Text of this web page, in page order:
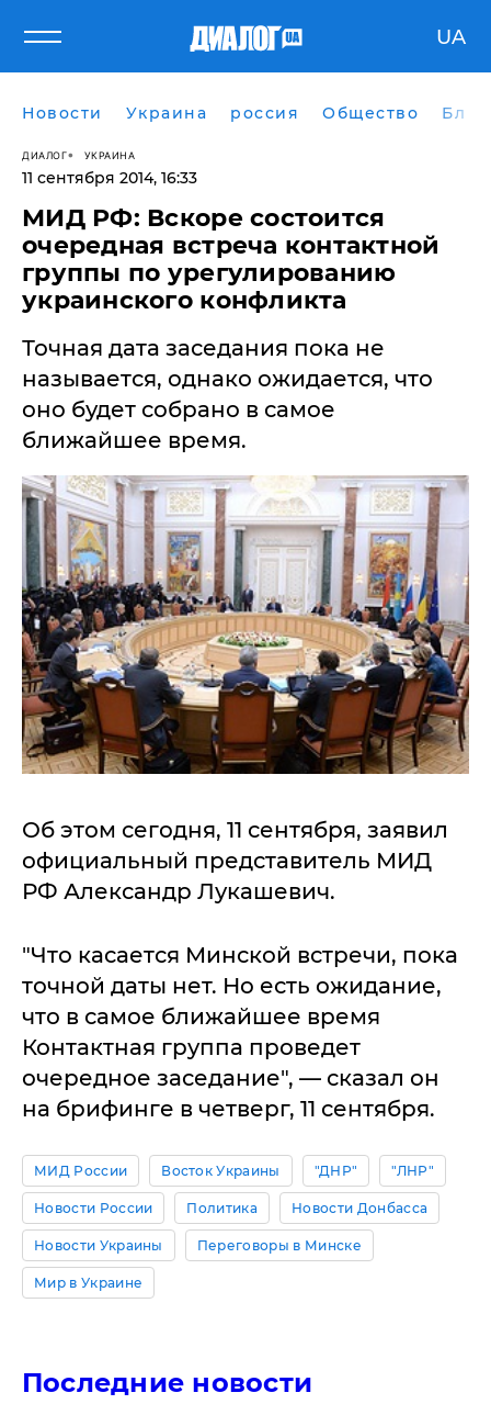
UA
Новости Украина россия Общество
ДИАЛОГ УКРАИНА
11 сентября 2014, 16:33
МИД РФ: Вскоре состоится
очередная встреча контактной
группы по урегулированию
украинского конфликта
Точная дата заседания пока не
называется, однако ожидается, что
оно будет собрано в самое
ближайшее время.
Об этом сегодня, 11 сентября, заявил
официальный представитель МИД
РФ Александр Лукашевич.
"Что касается Минской встречи, пока
точной даты нет. Но есть ожидание,
что в самое ближайшее время
Контактная группа проведет
очередное заседание", — сказал он
на брифинге в четверг, 11 сентября.
МИД России Восток Украины "ДНР" "ЛНР"
Новости России Политика Новости Донбасса
Новости Украины Переговоры в Минске
Мир в Украине
Последние новости